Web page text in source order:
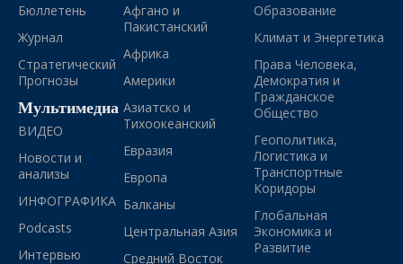
Бюллетень
Журнал
Стратегический
Прогнозы
Мультимедиа
ВИДЕО
Новости и
анализы
ИНФОГРАФИКА
Podcasts
Интервью
Афгано и
Пакистанский
Африка
Америки
Азиатско и
Тихоокеанский
Евразия
Европа
Балканы
Центральная Азия
Средний Восток
Образование
Климат и Энергетика
Права Человека,
Демократия и
Гражданское
Общество
Геополитика,
Логистика и
Транспортные
Коридоры
Глобальная
Экономика и
Развитие